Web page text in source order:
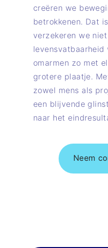
creëren we
betrokkenen. Dat
verzekeren we
omarmen zo met
grotere plaatje.
zowel mens als
een blijvende
naar het
Neem